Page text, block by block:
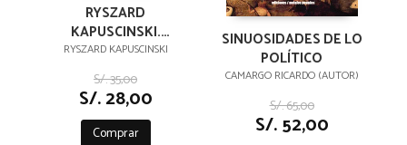
RYSZARD
KAPUSCINSKI.
REPORTERO DEL
SIGLO
RYSZARD KAPUSCINSKI
S/. 35,00
S/. 28,00
Comprar
SINUOSIDADES DE LO
POLÍTICO
CAMARGO RICARDO (AUTOR)
S/. 65,00
S/. 52,00